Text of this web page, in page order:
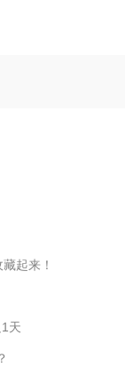
起来！
天